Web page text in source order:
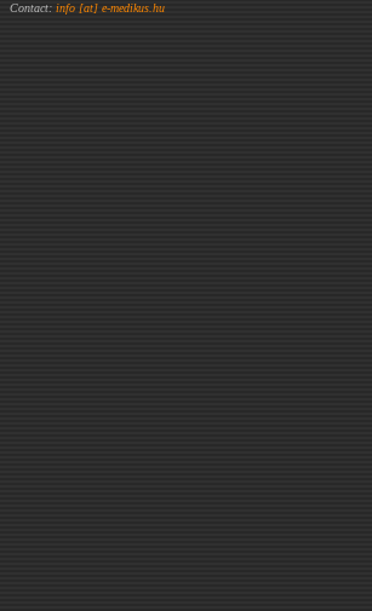
Contact: info [at] e-medikus.hu